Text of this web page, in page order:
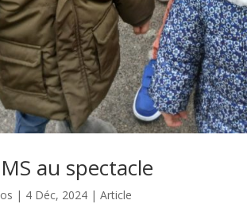
au spectacle
| 4 Déc, 2024 |Article